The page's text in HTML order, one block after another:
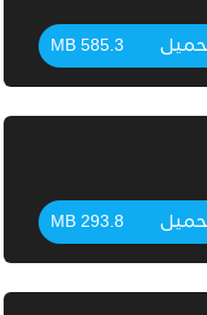
585.3 MB
293.8 MB